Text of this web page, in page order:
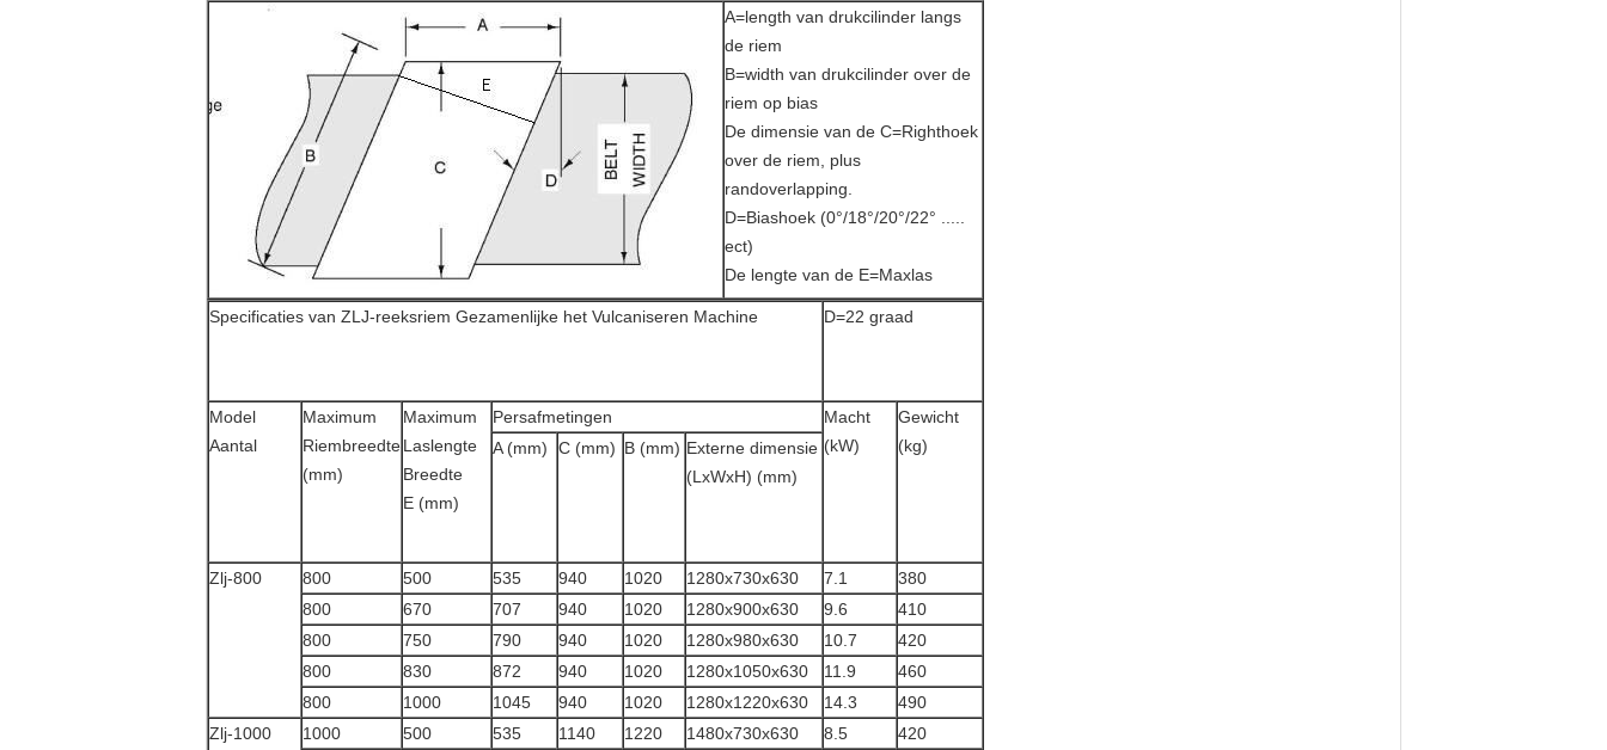
A=length van drukcilinder langs
de riem
B=width van drukcilinder over de
riem op bias
De dimensie van de C=Righthoek
over de riem, plus
randoverlapping.
D=Biashoek (0°/18°/20°/22° .....
ect)
De lengte van de E=Maxlas
Specificaties van ZLJ-reeksriem Gezamenlijke het Vulcaniseren Machine D=22 graad
Model
Aantal
Maximum
Riembreedte
(mm)
Maximum
Laslengte
Breedte
E (mm)
Persafmetingen
Macht
(kW)
Gewicht
(kg)
A (mm) C (mm) B (mm) Externe dimensie
(LxWxH) (mm)
Zlj-800 800 500 535 940 1020 1280x730x630 7.1
380
800
670 707 940 1020 1280x900x630 9.6
410
800
750 790 940 1020 1280x980x630 10.7
420
800
830 872 940 1020 1280x1050x630 11.9
460
800
1000 1045 940 1020 1280x1220x630 14.3
490
Zlj-1000
1000 500 535 1140 1220 1480x730x630 8.5
420